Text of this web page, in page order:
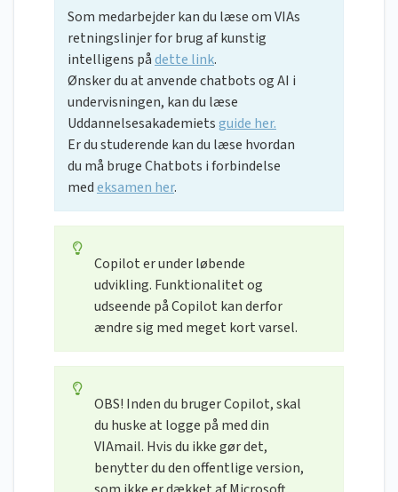
Som medarbejder kan du læse om VIAs
retningslinjer for brug af kunstig
intelligens pådette link.
Ønsker du at anvende chatbots og AI i
undervisningen, kan du læse
Uddannelsesakademietsguide her.
Er du studerende kan du læse hvordan
du må bruge Chatbots i forbindelse
medeksamen her.
Copilot er under løbende
udvikling. Funktionalitet og
udseende på Copilot kan derfor
ændre sig med meget kort varsel.
OBS! Inden du bruger Copilot, skal
du huske at logge på med din
VIAmail. Hvis du ikke gør det,
benytter du den offentlige version,